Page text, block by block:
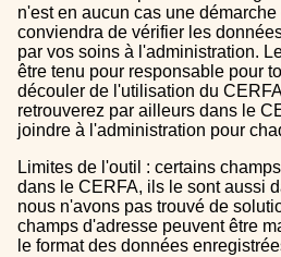
n'est en aucun cas une démarche
conviendra de vérifier les
par vos soins à l'administration.
être tenu pour responsable pour
découler de l'utilisation du
retrouverez par ailleurs dans le
joindre à l'administration pour
Limites de l'outil : certains champs sont un peu décalé
dans le CERFA, ils le sont aussi
nous n'avons pas trouvé de
champs d'adresse peuvent être
le format des données